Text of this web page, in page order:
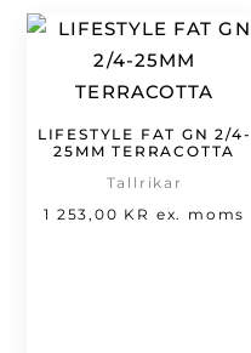
LIFESTYLE FAT GN 2/4-
25MM TERRACOTTA
Tallrikar
1 253,00 KR ex. moms